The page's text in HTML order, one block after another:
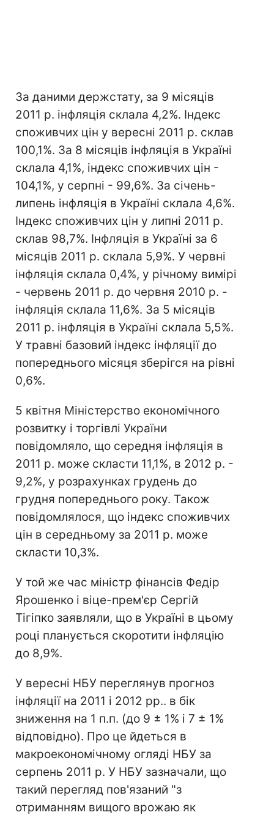
За даними держстату, за 9 місяців
2011 р. інфляція склала 4,2%. Індекс
споживчих цін у вересні 2011 р. склав
100,1%. За 8 місяців інфляція в Україні
склала 4,1%, індекс споживчих цін -
104,1%, у серпні - 99,6%. За січень-
липень інфляція в Україні склала 4,6%.
Індекс споживчих цін у липні 2011 р.
склав 98,7%. Інфляція в Україні за 6
місяців 2011 р. склала 5,9%. У червні
інфляція склала 0,4%, у річному вимірі
- червень 2011 р. до червня 2010 р. -
інфляція склала 11,6%. За 5 місяців
2011 р. інфляція в Україні склала 5,5%.
У травні базовий індекс інфляції до
попереднього місяця зберігся на рівні
0,6%.
5 квітня Міністерство економічного
розвитку і торгівлі України
повідомляло, що середня інфляція в
2011 р. може скласти 11,1%, в 2012 р. -
9,2%, у розрахунках грудень до
грудня попереднього року. Також
повідомлялося, що індекс споживчих
цін в середньому за 2011 р. може
скласти 10,3%.
У той же час міністр фінансів Федір
Ярошенко і віце-прем'єр Сергій
Тігіпко заявляли, що в Україні в цьому
році планується скоротити інфляцію
до 8,9%.
У вересні НБУ переглянув прогноз
інфляції на 2011 і 2012 рр.. в бік
зниження на 1 п.п. (до 9 ± 1% і 7 ± 1%
відповідно). Про це йдеться в
макроекономічному огляді НБУ за
серпень 2011 р. У НБУ зазначали, що
такий перегляд пов'язаний "з
отриманням вищого врожаю як